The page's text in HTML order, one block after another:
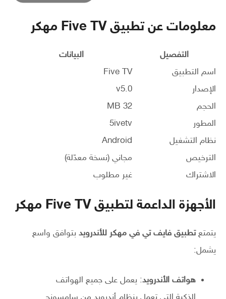
معلومات عن تطبيق Five TV مهكر
التفصيل
البيانات
اسم التطبيق
Five TV
الإصدار
v5.0
الحجم
32 MB
المطور
5ivetv
نظام التشغيل
Android
الترخيص
مجاني (نسخة معدّلة)
الاشتراك
غير مطلوب
الأجهزة الداعمة لتطبيق Five TV مهكر
يتمتعتطبيق فايف تي في مهكر للأندرويد بتوافق واسع
يشمل:
هواتف الأندرويد: يعمل على جميع الهواتف